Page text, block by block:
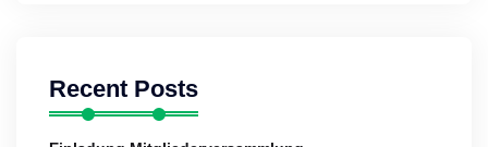
Recent Posts